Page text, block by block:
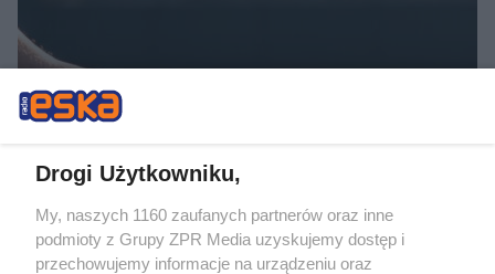
Magda Linette odpada po
porażce z Ivą Jovic
Drogi Użytkowniku,
My, naszych 1160 zaufanych partnerów oraz inne
podmioty z Grupy ZPR Media uzyskujemy dostęp i
przechowujemy informacje na urządzeniu oraz